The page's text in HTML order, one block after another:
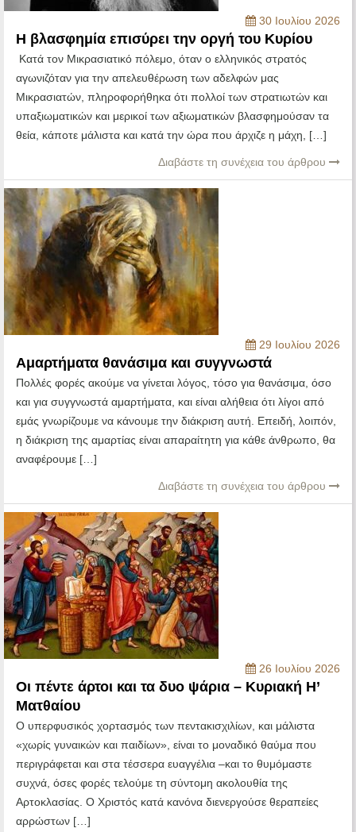
30 Ιουλίου 2026
Η βλασφημία επισύρει την οργή του Κυρίου
Κατά τον Μικρασιατικό πόλεμο, όταν ο ελληνικός στρατός
αγωνιζόταν για την απελευθέρωση των αδελφών μας
Μικρασιατών, πληροφορήθηκα ότι πολλοί των στρατιωτών και
υπαξιωματικών και μερικοί των αξιωματικών βλασφημούσαν τα
θεία, κάποτε μάλιστα και κατά την ώρα που άρχιζε η μάχη, […]
Διαβάστε τη συνέχεια του άρθρου
29 Ιουλίου 2026
Αμαρτήματα θανάσιμα και συγγνωστά
Πολλές φορές ακούμε να γίνεται λόγος, τόσο για θανάσιμα, όσο
και για συγγνωστά αμαρτήματα, και είναι αλήθεια ότι λίγοι από
εμάς γνωρίζουμε να κάνουμε την διάκριση αυτή. Επειδή, λοιπόν,
η διάκριση της αμαρτίας είναι απαραίτητη για κάθε άνθρωπο, θα
αναφέρουμε […]
Διαβάστε τη συνέχεια του άρθρου
26 Ιουλίου 2026
Οι πέντε άρτοι και τα δυο ψάρια – Κυριακή Η’
Ματθαίου
Ο υπερφυσικός χορτασμός των πεντακισχιλίων, και μάλιστα
«χωρίς γυναικών και παιδίων», είναι το μοναδικό θαύμα που
περιγράφεται και στα τέσσερα ευαγγέλια –και το θυμόμαστε
συχνά, όσες φορές τελούμε τη σύντομη ακολουθία της
Αρτοκλασίας. Ο Χριστός κατά κανόνα διενεργούσε θεραπείες
αρρώστων […]